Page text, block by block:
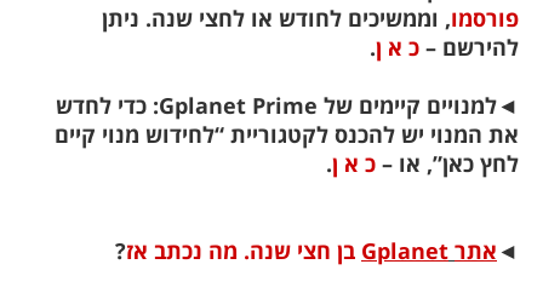
פורסמו, וממשיכים לחודש או לחצי שנה. ניתן
להירשם – כ א ן.
◄
למנויים קיימים של Gplanet Prime: כדי לחדש
את המנוי יש להכנס לקטגוריית “לחידוש מנוי קיים
לחץ כאן”, או – כ א ן.
◄ אתר Gplanet בן חצי שנה. מה נכתב אז?